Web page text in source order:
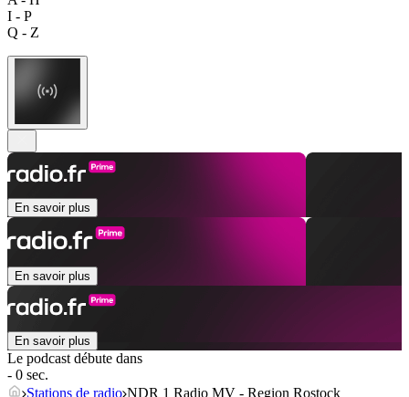
I - P
Q - Z
En savoir plus
En savoir plus
En savoir plus
Le podcast débute dans
- 0 sec.
Stations de radio NDR 1 Radio MV - Region Rostock